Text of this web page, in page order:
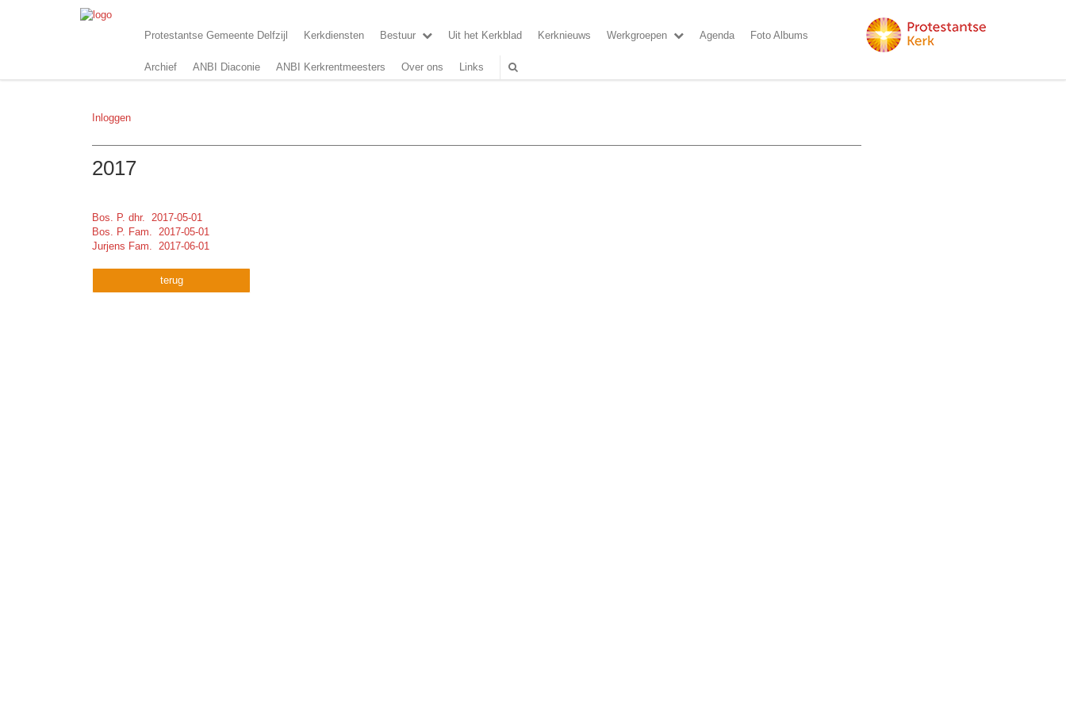
Protestantse Gemeente Delfzijl Kerkdiensten Bestuur Uit het Kerkblad Kerknieuws Werkgroepen Agenda Foto Albums
Archief ANBI Diaconie ANBI Kerkrentmeesters Over ons Links
Inloggen
2017
Bos. P. dhr. 2017-05-01
Bos. P. Fam. 2017-05-01
Jurjens Fam. 2017-06-01
terug